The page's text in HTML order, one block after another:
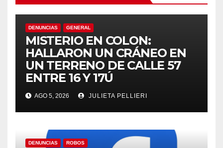
DENUNCIAS GENERAL
MISTERIO EN COLON:
HALLARON UN CRÁNEO EN
UN TERRENO DE CALLE 57
ENTRE 16 Y 17Ú
AGO 5, 2026 JULIETA PELLIERI
DENUNCIAS ROBOS